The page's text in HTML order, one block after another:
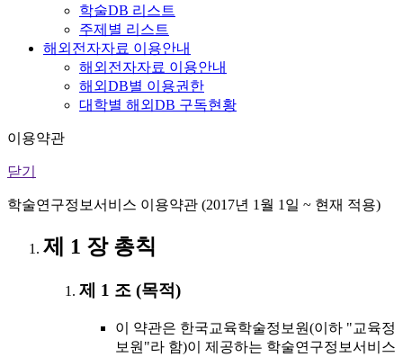
학술DB 리스트
주제별 리스트
해외전자자료 이용안내
해외전자자료 이용안내
해외DB별 이용권한
대학별 해외DB 구독현황
이용약관
닫기
학술연구정보서비스 이용약관 (2017년 1월 1일 ~ 현재 적용)
제 1 장 총칙
제 1 조 (목적)
이 약관은 한국교육학술정보원(이하 "교육정
보원"라 함)이 제공하는 학술연구정보서비스